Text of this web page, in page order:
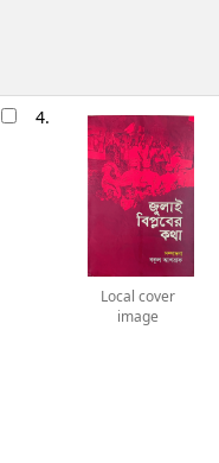
4.
Local cover
image